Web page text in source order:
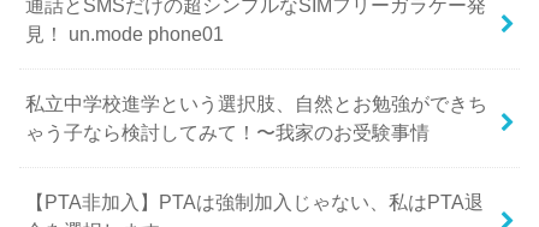
通話とSMSだけの超シンプルなSIMフリーガラケー発
見！ un.mode phone01
私立中学校進学という選択肢、自然とお勉強ができち
ゃう子なら検討してみて！〜我家のお受験事情
【PTA非加入】PTAは強制加入じゃない、私はPTA退